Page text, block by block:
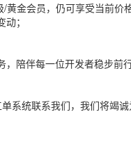
/黄金会员，仍可享受当前价
；
陪伴每一位开发者稳步前
系统联系我们，我们将竭诚